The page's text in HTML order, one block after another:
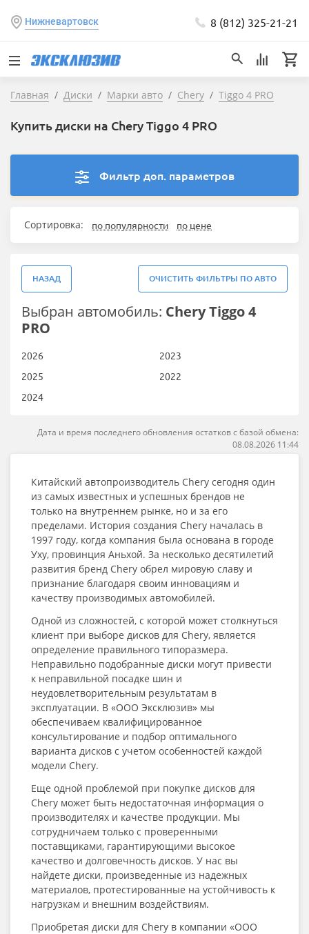
Нижневартовск 8 (812) 325-21-21
Главная Диски Марки авто Chery Tiggo 4 PRO
Купить диски на Chery Tiggo 4 PRO
Фильтр доп. параметров
Сортировка: по популярности по цене
НАЗАД ОЧИСТИТЬ ФИЛЬТРЫ ПО АВТО
Выбран автомобиль: Chery Tiggo 4
PRO
2026
2025
2024
2023
2022
Дата и время последнего обновления остатков с базой обмена:
08.08.2026 11:44
Китайский автопроизводитель Chery сегодня один
из самых известных и успешных брендов не
только на внутреннем рынке, но и за его
пределами. История создания Chery началась в
1997 году, когда компания была основана в городе
Уху, провинция Аньхой. За несколько десятилетий
развития бренд Chery обрел мировую славу и
признание благодаря своим инновациям и
качеству производимых автомобилей.
Одной из сложностей, с которой может столкнуться
клиент при выборе дисков для Chery, является
определение правильного типоразмера.
Неправильно подобранные диски могут привести
к неправильной посадке шин и
неудовлетворительным результатам в
эксплуатации. В «ООО Эксклюзив» мы
обеспечиваем квалифицированное
консультирование и подбор оптимального
варианта дисков с учетом особенностей каждой
модели Chery.
Еще одной проблемой при покупке дисков для
Chery может быть недостаточная информация о
производителях и качестве продукции. Мы
сотрудничаем только с проверенными
поставщиками, гарантирующими высокое
качество и долговечность дисков. У нас вы
найдете диски, произведенные из надежных
материалов, протестированные на устойчивость к
нагрузкам и внешним воздействиям.
Приобретая диски для Chery в компании «ООО